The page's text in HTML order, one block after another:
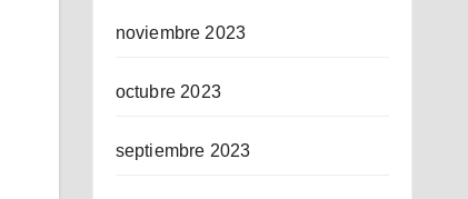
noviembre 2023
octubre 2023
septiembre 2023